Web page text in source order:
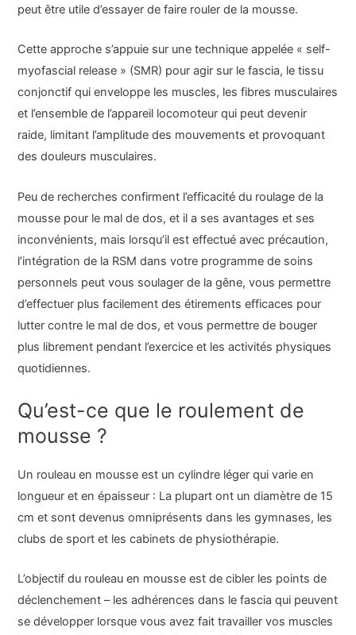
peut être utile d’essayer de faire rouler de la mousse.
Cette approche s’appuie sur une technique appelée « self-
myofascial release » (SMR) pour agir sur lefascia, le tissu
conjonctif qui enveloppe les muscles, les fibres musculaires
et l’ensemble de l’appareil locomoteur qui peut devenir
raide, limitant l’amplitude des mouvements et provoquant
des douleurs musculaires.
Peu de recherches confirment l’efficacité du roulage de la
mousse pour le mal de dos, et il a ses avantages et ses
inconvénients, mais lorsqu’il est effectué avec précaution,
l’intégration de la RSM dans votre programme de soins
personnels peut vous soulager de la gêne, vous permettre
d’effectuer plus facilement des étirements efficaces pour
lutter contre le mal de dos, et vous permettre de bouger
plus librement pendant l’exercice et les activités physiques
quotidiennes.
Qu’est-ce que le roulement de
mousse ?
Un rouleau en mousse est un cylindre léger qui varie en
longueur et en épaisseur : La plupart ont un diamètre de 15
cm et sont devenus omniprésents dans les gymnases, les
clubs de sport et les cabinets de physiothérapie.
L’objectif du rouleau en mousse est de cibler les points de
déclenchement – les adhérences dans le fascia qui peuvent
se développer lorsque vous avez fait travailler vos muscles